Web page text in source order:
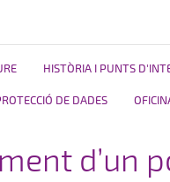
HISTÒRIA I PUNTS
DE DADES
d’un